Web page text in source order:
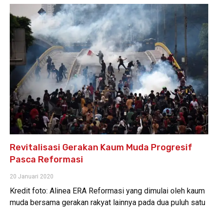
Revitalisasi Gerakan Kaum Muda Progresif
Pasca Reformasi
20 Januari 2020
Kredit foto: Alinea ERA Reformasi yang dimulai oleh kaum
muda bersama gerakan rakyat lainnya pada dua puluh satu